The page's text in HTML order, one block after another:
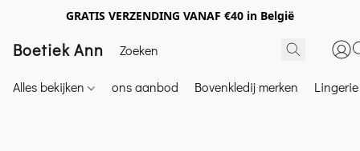
GRATIS VERZENDING VANAF €40 in België
Boetiek Ann
Alles bekijken ons aanbod Bovenkledij merken